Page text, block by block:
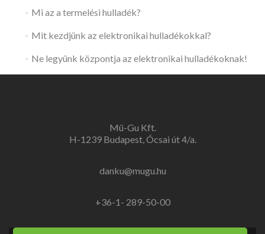
Mi az a termelési hulladék?
Mit kezdjünk az elektronikai hulladékokkal?
Ne legyünk központja az elektronikai hulladékoknak!
Mü-Gu Kft.
H-1239 Budapest, Ócsai út 4/a.
danku@mugu.hu
+36-1- 289-50-00